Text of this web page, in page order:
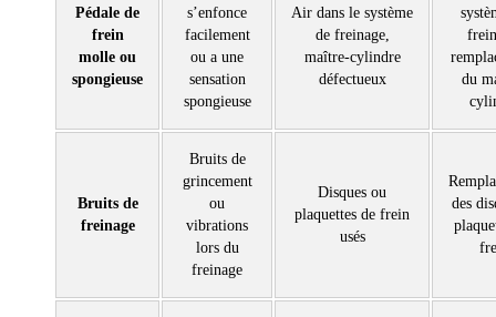
Pédale de
frein
molle ou
spongieuse
s’enfonce
facilement
ou a une
sensation
spongieuse
Air dans le système
de freinage,
maître-cylindre
défectueux
du
Bruits de
freinage
Bruits de
grincement
ou
vibrations
lors du
freinage
Disques ou
plaquettes de frein
usés
des